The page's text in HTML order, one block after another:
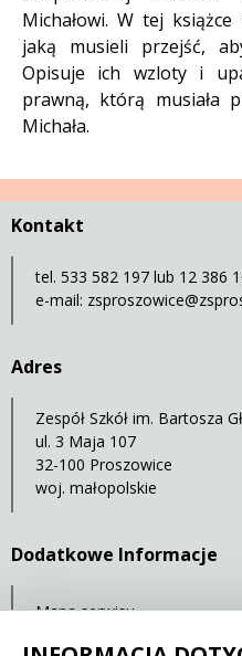
Michałowi. W tej
jaką musieli przejść,
Opisuje ich wzloty i
prawną, którą musiała
Michała.
Kontakt
tel. 533 582 197 lub 12 386
e-mail:
Adres
Zespół Szkół im. Bartosza
ul. 3 Maja 107
32-100 Proszowice
woj. małopolskie
Dodatkowe Informacje
Mapa serwisu
Statystyki oglądalności